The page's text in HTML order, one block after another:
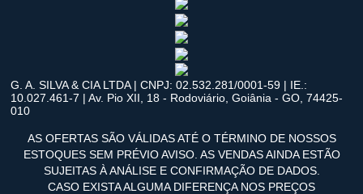
G. A. SILVA & CIA LTDA | CNPJ: 02.532.281/0001-59 | IE.:
10.027.461-7 | Av. Pio XII, 18 - Rodoviário, Goiânia - GO, 74425-
010
AS OFERTAS SÃO VÁLIDAS ATÉ O TÉRMINO DE NOSSOS
ESTOQUES SEM PRÉVIO AVISO. AS VENDAS AINDA ESTÃO
SUJEITAS À ANÁLISE E CONFIRMAÇÃO DE DADOS.
CASO EXISTA ALGUMA DIFERENÇA NOS PREÇOS